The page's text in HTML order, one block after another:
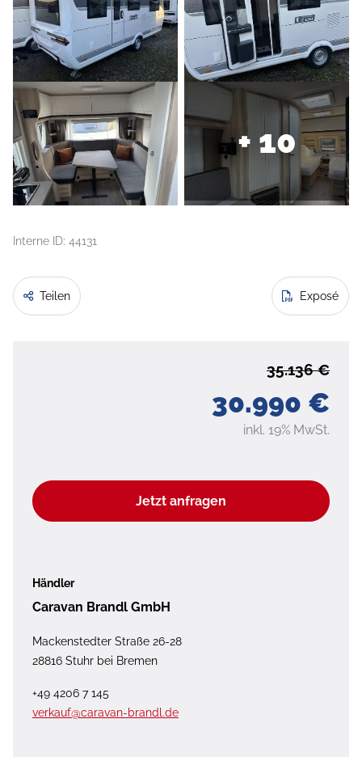
+ 10
Interne ID: 44131
Teilen Exposé
30.990 €
35.136 €
inkl. 19% MwSt.
Jetzt anfragen
Händler
Caravan Brandl GmbH
Mackenstedter Straße 26-28
28816 Stuhr bei Bremen
+49 4206 7 145
verkauf@caravan-brandl.de